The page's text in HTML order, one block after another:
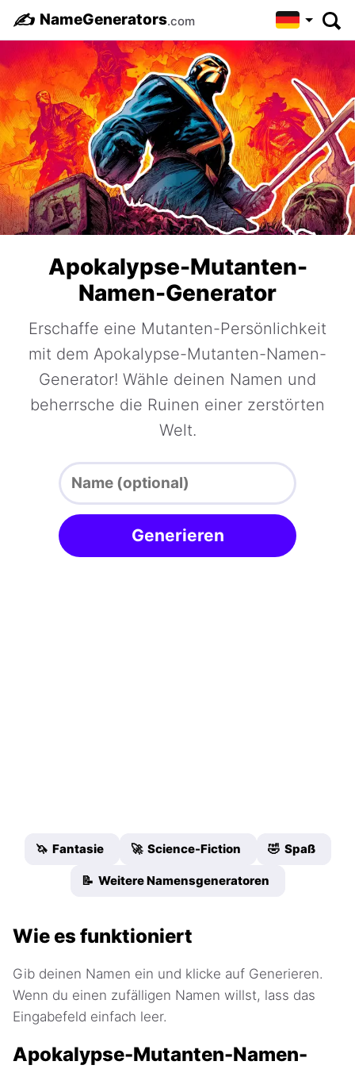
✍️ NameGenerators.com
Apokalypse-Mutanten-
Namen-Generator
Erschaffe eine Mutanten-Persönlichkeit
mit dem Apokalypse-Mutanten-Namen-
Generator! Wähle deinen Namen und
beherrsche die Ruinen einer zerstörten
Welt.
Generieren
🦄 Fantasie 🚀 Science-Fiction 🤣 Spaß
📝 Weitere Namensgeneratoren
Wie es funktioniert
Gib deinen Namen ein und klicke auf Generieren.
Wenn du einen zufälligen Namen willst, lass das
Eingabefeld einfach leer.
Apokalypse-Mutanten-Namen-